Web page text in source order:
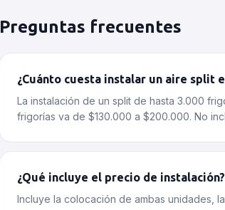
Preguntas frecuentes
¿Cuánto cuesta instalar un aire split
La instalación de un split de hasta 3.000
frigorías va de $130.000 a $200.000. No
¿Qué incluye el precio de instalación?
Incluye la colocación de ambas unidades,